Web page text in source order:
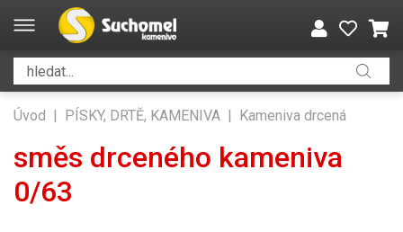
Úvod | PÍSKY, DRTĚ, KAMENIVA | Kameniva drcená
směs drceného kameniva
0/63